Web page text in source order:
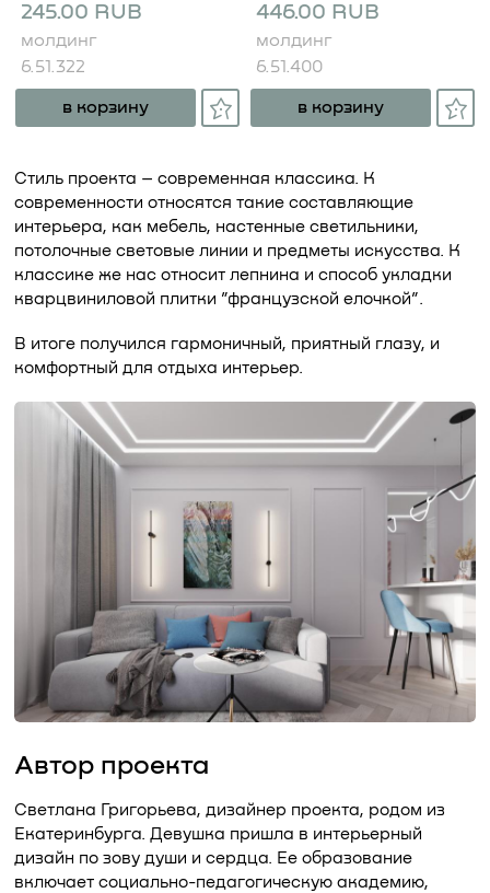
245.00 RUB
молдинг
6.51.322
в корзину
446.00 RUB
молдинг
6.51.400
в корзину
Стиль проекта – современная классика. К
современности относятся такие составляющие
интерьера, как мебель, настенные светильники,
потолочные световые линии и предметы искусства. К
классике же нас относит лепнина и способ укладки
кварцвиниловой плитки ”французской елочкой”.
В итоге получился гармоничный, приятный глазу, и
комфортный для отдыха интерьер.
Автор проекта
Светлана Григорьева, дизайнер проекта, родом из
Екатеринбурга. Девушка пришла в интерьерный
дизайн по зову души и сердца. Ее образование
включает социально-педагогическую академию,